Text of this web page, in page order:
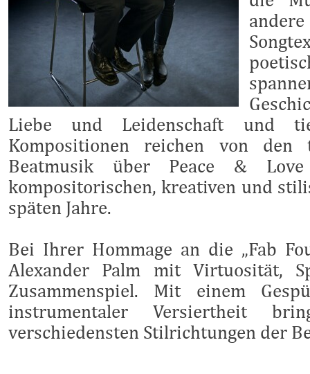
Liebe und Leidenschaft und
Kompositionen reichen von den
Beatmusik über Peace &
kompositorischen, kreativen und
späten Jahre.
Bei Ihrer Hommage an die „Fab
Alexander Palm mit Virtuosität,
Zusammenspiel. Mit einem
instrumentaler Versiertheit
verschiedensten Stilrichtungen der